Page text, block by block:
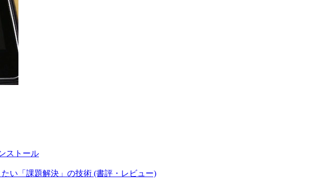
ストール
い「課題解決」の技術 (書評・レビュー)